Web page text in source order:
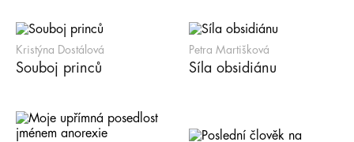
Kristýna Dostálová
Souboj princů
Petra Martišková
Síla obsidiánu